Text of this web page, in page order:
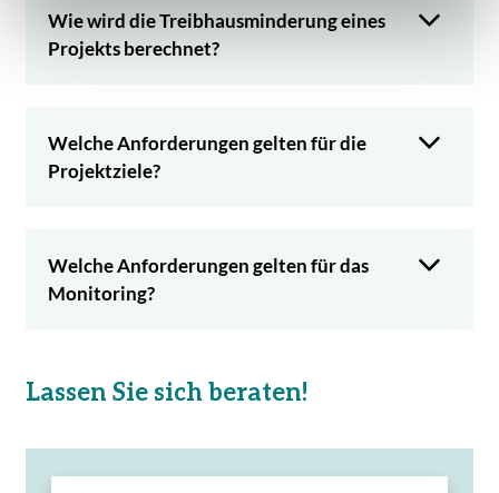
Wie wird die Treibhausminderung eines
Projekts berechnet?
Welche Anforderungen gelten für die
Projektziele?
Welche Anforderungen gelten für das
Monitoring?
Lassen Sie sich beraten!